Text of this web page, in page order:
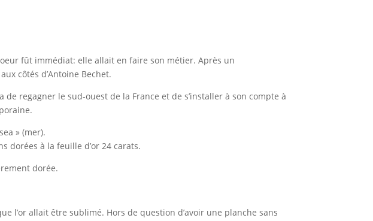
fût immédiat: elle allait en faire son métier. Après un
côtés d’Antoine Bechet.
regagner le sud-ouest de la France et de s’installer à son compte à
» (mer).
dorées à la feuille d’or 24 carats.
dorée.
l’or allait être sublimé. Hors de question d’avoir une planche sans